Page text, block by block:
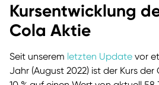
Kursentwicklung
Cola Aktie
Seit unserem letzten Update vor
Jahr (August 2022) ist der Kurs